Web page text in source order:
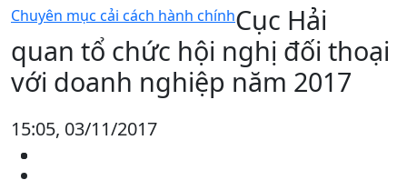
Chuyên mục cải cách hành chínhCục Hải
quan tổ chức hội nghị đối thoại
với doanh nghiệp năm 2017
15:05, 03/11/2017